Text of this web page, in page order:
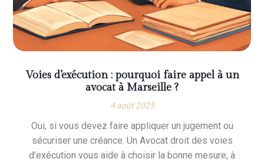
Voies d’exécution : pourquoi faire appel à un
avocat à Marseille ?
4 août 2025
Oui, si vous devez faire appliquer un jugement ou
sécuriser une créance. Un Avocat droit des voies
d’exécution vous aide à choisir la bonne mesure, à